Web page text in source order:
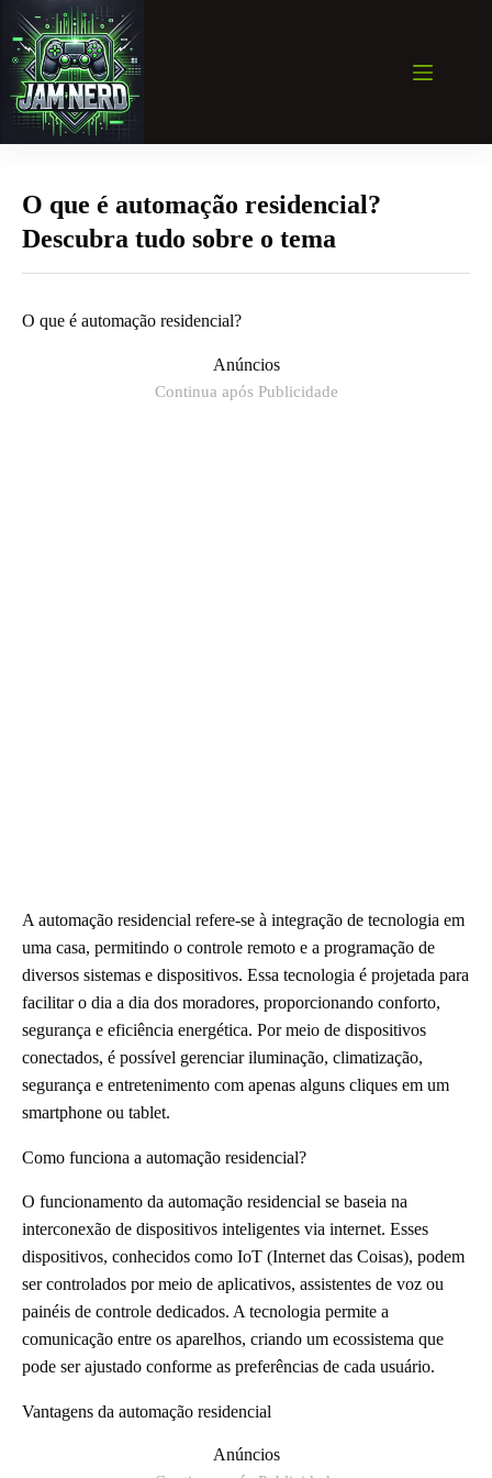
para
conteúdo
O que é automação residencial?
Descubra tudo sobre o tema
O que é automação residencial?
Anúncios
Continua após Publicidade
A automação residencial refere-se à integração de tecnologia em
uma casa, permitindo o controle remoto e a programação de
diversos sistemas e dispositivos. Essa tecnologia é projetada para
facilitar o dia a dia dos moradores, proporcionando conforto,
segurança e eficiência energética. Por meio de dispositivos
conectados, é possível gerenciar iluminação, climatização,
segurança e entretenimento com apenas alguns cliques em um
smartphone ou tablet.
Como funciona a automação residencial?
O funcionamento da automação residencial se baseia na
interconexão de dispositivos inteligentes via internet. Esses
dispositivos, conhecidos como IoT (Internet das Coisas), podem
ser controlados por meio de aplicativos, assistentes de voz ou
painéis de controle dedicados. A tecnologia permite a
comunicação entre os aparelhos, criando um ecossistema que
pode ser ajustado conforme as preferências de cada usuário.
Vantagens da automação residencial
Anúncios